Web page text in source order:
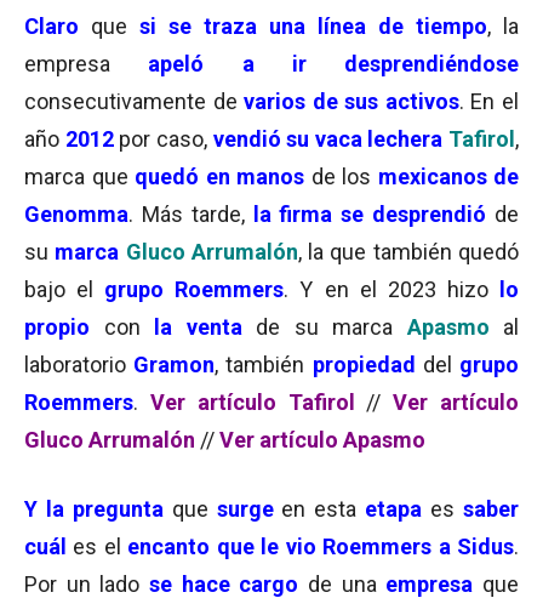
Claro que si se traza una línea de tiempo, la
empresa apeló a ir desprendiéndose
consecutivamente devarios de sus activos. En el
año 2012por caso, vendió su vaca lechera Tafirol ,
marca que quedó en manos de los mexicanos de
Genomma. Más tarde, la firma se desprendió de
su marca Gluco Arrumalón, la que también quedó
bajo el
grupo Roemmers. Y en el 2023 hizo
lo
propio con la venta de su marca Apasmo al
laboratorio Gramon, también propiedad del grupo
Roemmers. Ver artículo Tafirol //Ver artículo
Gluco Arrumalón //Ver artículo Apasmo
Y la pregunta que surge en esta etapa essaber
cuál es el encanto que le vio Roemmers a Sidus.
Por un lado se hace cargo de una empresa que